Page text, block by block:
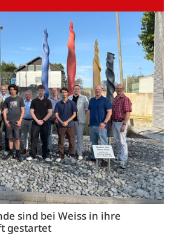
sind bei Weiss in ihre
gestartet